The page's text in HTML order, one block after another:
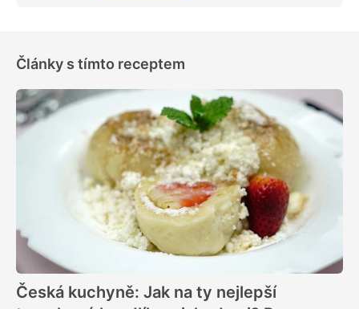
Články s tímto receptem
Česká kuchyně: Jak na ty nejlepší